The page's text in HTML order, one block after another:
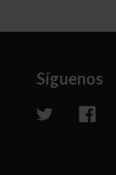
Síguenos